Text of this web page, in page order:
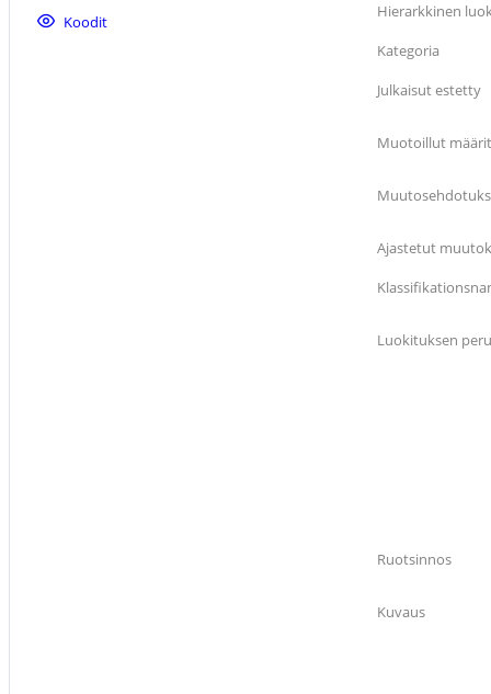
Koodit
Hierarkkinen
Kategoria
Julkaisut estetty
Muotoillut
Ajastetut
Luokituksen
Ruotsinnos
Kuvaus